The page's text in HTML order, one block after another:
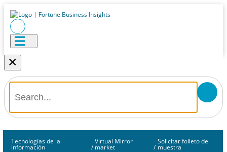
×
Tecnologías de la
información /
Virtual Mirror
market /
Solicitar folleto de
muestra